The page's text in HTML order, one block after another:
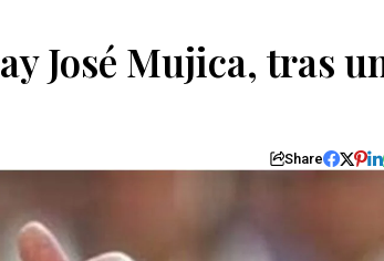
José Mujica, tras
Share